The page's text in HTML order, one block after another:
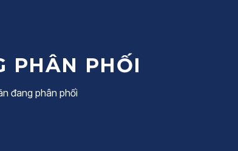
PHÂN PHỐI
đang phân phối